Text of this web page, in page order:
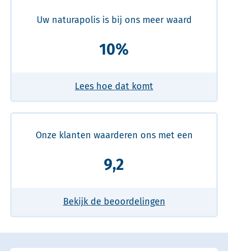
Uw naturapolis is bij ons meer waard
10%
Lees hoe dat komt
Onze klanten waarderen ons met een
9,2
Bekijk de beoordelingen